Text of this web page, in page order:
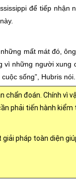
để tiếp nhận
mất mát đó,
những người xung
sống”, Hubris nói.
đoán. Chính vì
phải tiến hành
pháp toàn diện